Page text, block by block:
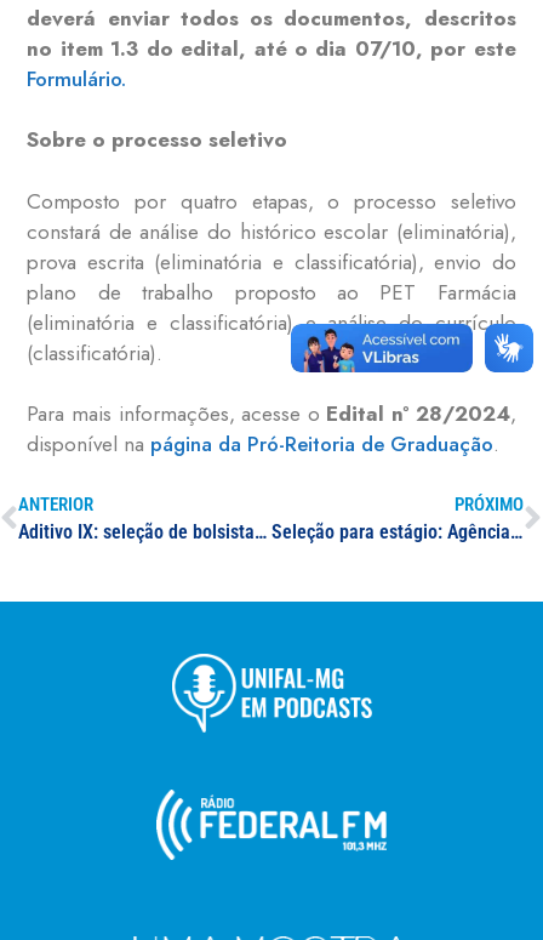
deverá enviar todos os documentos, descritos
no item 1.3 do edital, até o dia 07/10, por este
Formulário.
Sobre o processo seletivo
Composto por quatro etapas, o processo seletivo
constará de análise do histórico escolar (eliminatória),
prova escrita (eliminatória e classificatória), envio do
plano de trabalho proposto ao PET Farmácia
(eliminatória e classificatória) e análise do currículo
(classificatória).
Para mais informações, acesse o Edital nº 28/2024,
disponível na página da Pró-Reitoria de Graduação.
ANTERIOR
Aditivo IX: seleção de bolsistas de extensão
PRÓXIMO
Seleção para estágio: Agência de Inovação e Empreendedorismo